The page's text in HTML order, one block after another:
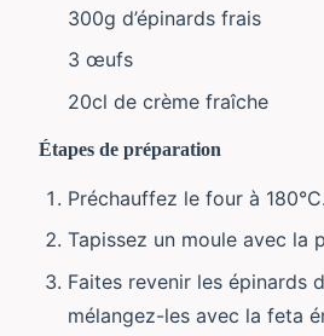
300g d’épinards frais
3 œufs
20cl de crème fraîche
Étapes de préparation
Préchauffez le four à 180°C.
Tapissez un moule avec la
Faites revenir les épinards
mélangez-les avec la feta